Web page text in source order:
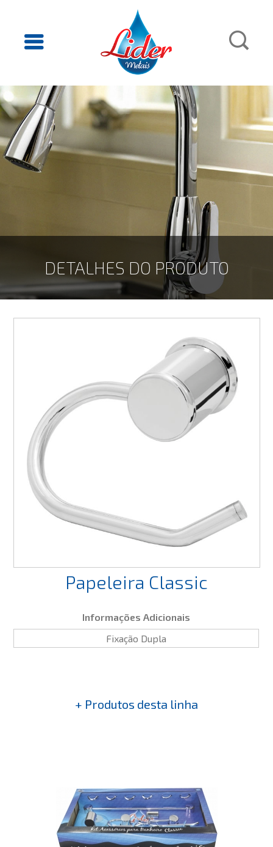
DETALHES DO PRODUTO
Papeleira Classic
Informações Adicionais
Fixação Dupla
+ Produtos desta linha